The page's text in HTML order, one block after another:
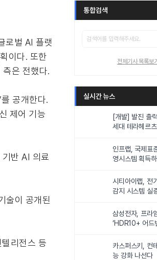
벌 AI 플랫
이다. 또한
은 전했다.
공개한다.
제어 기능
반 AI 의료
술이 공개된
리전스 등
통합검색
전체기사 목록보
실시간 뉴스
[개발] 발진 출
세대 테라헤르
인프랩, 국제표
영시스템 획득
시티아이랩, 전
감지 시스템 실
삼성전자, 프라
‘HDR10+ 어드
카스퍼스키, 컨
능 강화 나선다